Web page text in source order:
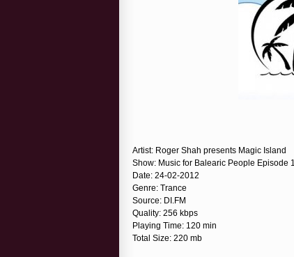
Artist: Roger Shah presents Magic Island
Show: Music for Balearic People Episode
Date: 24-02-2012
Genre: Trance
Source: DI.FM
Quality: 256 kbps
Playing Time: 120 min
Total Size: 220 mb